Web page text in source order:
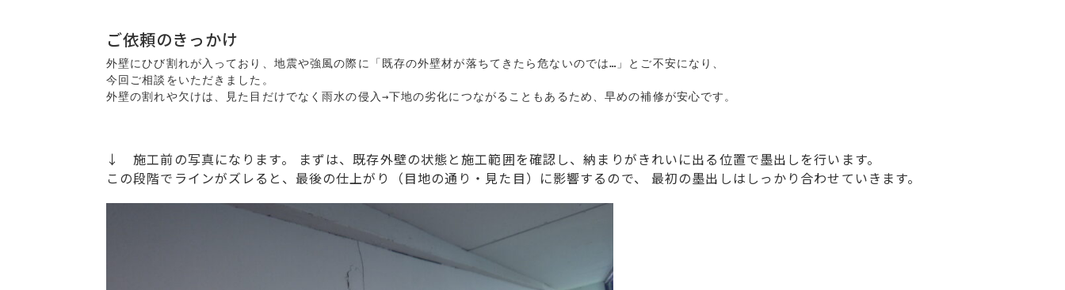
ご依頼のきっかけ
外壁にひび割れが入っており、地震や強風の際に「既存の外壁材が落ちてきたら危ないのでは…」とご不安になり、
今回ご相談をいただきました。
↓ 施工前の写真になります。 まずは、既存外壁の状態と施工範囲を確認し、納まりがきれいに出る位置で墨出しを行います。
この段階でラインがズレると、最後の仕上がり（目地の通り・見た目）に影響するので、 最初の墨出しはしっかり合わせていきます。